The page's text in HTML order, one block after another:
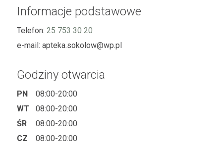
Informacje podstawowe
Telefon: 25 753 30 20
e-mail: apteka.sokolow@wp.pl
Godziny otwarcia
PN
08:00-20:00
WT
08:00-20:00
ŚR
08:00-20:00
CZ
08:00-20:00